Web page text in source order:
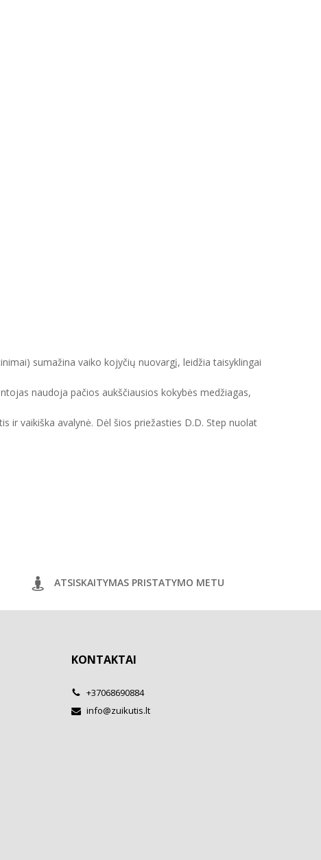
sumažina vaiko kojyčių nuovargį, leidžia taisyklingai
naudoja pačios aukščiausios kokybės medžiagas,
ir vaikiška avalynė. Dėl šios priežasties D.D. Step nuolat
ATSISKAITYMAS PRISTATYMO METU
KONTAKTAI
+37068690884
info@zuikutis.lt